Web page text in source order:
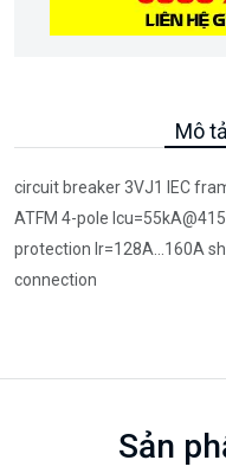
Mô tả
circuit breaker 3VJ1 IEC
ATFM 4-pole
protection Ir=128A...160A
connection
Sản